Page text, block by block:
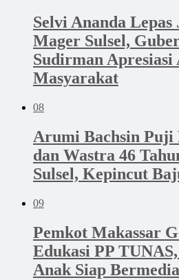
Selvi Ananda Lepas
Mager Sulsel,
Sudirman Apresiasi
Masyarakat
08
Arumi Bachsin Puji
dan Wastra 46
Sulsel, Kepincut
09
Pemkot Makassar
Edukasi PP
Anak Siap